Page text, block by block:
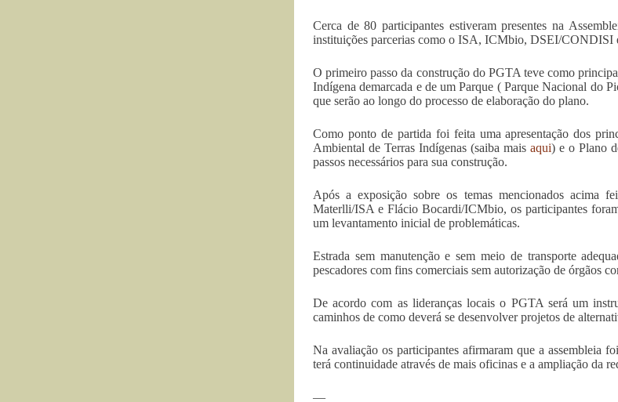
Cerca de 80 participantes estiveram presentes na
instituições parcerias como o ISA, ICMbio, DSEI/CONDISI
O primeiro passo da construção do PGTA teve como
Indígena demarcada e de um Parque ( Parque Nacional do
que serão ao longo do processo de elaboração do plano.
Como ponto de partida foi feita uma apresentação dos
Ambiental de Terras Indígenas (saiba maisaqui) e o Plano
passos necessários para sua construção.
Após a exposição sobre os temas mencionados acima
Materlli/ISA e Flácio Bocardi/ICMbio, os participantes
um levantamento inicial de problemáticas.
Estrada sem manutenção e sem meio de transporte
pescadores com fins comerciais sem autorização de órgãos
De acordo com as lideranças locais o PGTA será um
caminhos de como deverá se desenvolver projetos de
Na avaliação os participantes afirmaram que a assembleia
terá continuidade através de mais oficinas e a ampliação da
—